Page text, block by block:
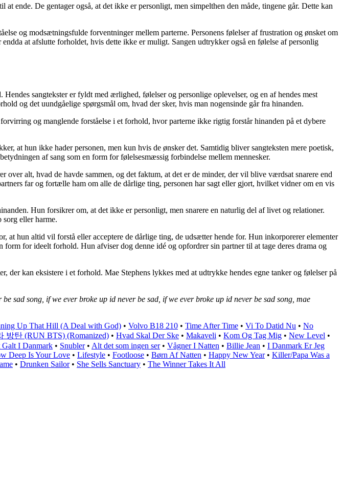
ende. De gentager også, at det ikke er personligt, men simpelthen den måde, tingene går. Dette kan
og modsætningsfulde forventninger mellem parterne. Personens følelser af frustration og ønsket om
at afslutte forholdet, hvis dette ikke er muligt. Sangen udtrykker også en følelse af personlig
sangtekster er fyldt med ærlighed, følelser og personlige oplevelser, og en af hendes mest
og det uundgåelige spørgsmål om, hvad der sker, hvis man nogensinde går fra hinanden.
og manglende forståelse i et forhold, hvor parterne ikke rigtig forstår hinanden på et dybere
at hun ikke hader personen, men kun hvis de ønsker det. Samtidig bliver sangteksten mere poetisk,
af sang som en form for følelsesmæssig forbindelse mellem mennesker.
alt, hvad de havde sammen, og det faktum, at det er de minder, der vil blive værdsat snarere end
far og fortælle ham om alle de dårlige ting, personen har sagt eller gjort, hvilket vidner om en vis
Hun forsikrer om, at det ikke er personligt, men snarere en naturlig del af livet og relationer.
sorg eller harme.
at hun altid vil forstå eller acceptere de dårlige ting, de udsætter hende for. Hun inkorporerer elementer
for ideelt forhold. Hun afviser dog denne idé og opfordrer sin partner til at tage deres drama og
kan eksistere i et forhold. Mae Stephens lykkes med at udtrykke hendes egne tanker og følelser på
sad song, if we ever broke up id never be sad, if we ever broke up id never be sad song, mae
Up That Hill (A Deal with God) • Volvo B18 210 • Time After Time • Vi To Datid Nu • No
방탄 (RUN BTS) (Romanized) • Hvad Skal Der Ske • Makaveli • Kom Og Tag Mig • New Level •
I Danmark • Snubler• Alt det som ingen ser• Vågner I Natten • Billie Jean • I Danmark Er Jeg
Deep Is Your Love • Lifestyle • Footloose • Børn Af Natten • Happy New Year• Killer/Papa Was a
• Drunken Sailor• She Sells Sanctuary • The Winner Takes It All